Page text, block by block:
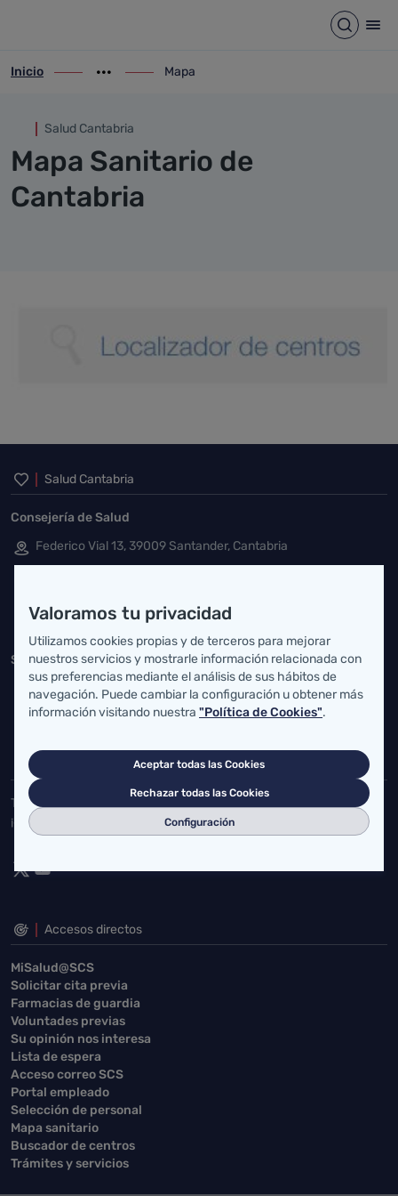
Abrir
ir-a inicio
Inicio
Mostrar opciones del camino de migas
ir-a Mapa
Mapa
Salud Cantabria
Mapa Sanitario de
Cantabria
Inicio del pie de página
Salud Cantabria
Consejería de Salud
Federico Vial 13, 39009 Santander, Cantabria
942208130 942395562
Servicio Cántabro de Salud
Cardenal Herrera Oria, S/N 39011 Santander, Cantabria
942202770 942202772
Toda la actualidad de Salud Cantabria en las redes sociales.
¡Síguenos!
Accesos directos
MiSalud@SCS
Solicitar cita previa
Farmacias de guardia
Voluntades previas
Su opinión nos interesa
Lista de espera
Acceso correo SCS
Portal empleado
Selección de personal
Mapa sanitario
Buscador de centros
Trámites y servicios
Valoramos tu privacidad
Utilizamos cookies propias y de terceros para mejorar
nuestros servicios y mostrarle información relacionada con
sus preferencias mediante el análisis de sus hábitos de
navegación. Puede cambiar la configuración u obtener más
información visitando nuestra "Política de Cookies".
Aceptar todas las Cookies
Rechazar todas las Cookies
Configuración